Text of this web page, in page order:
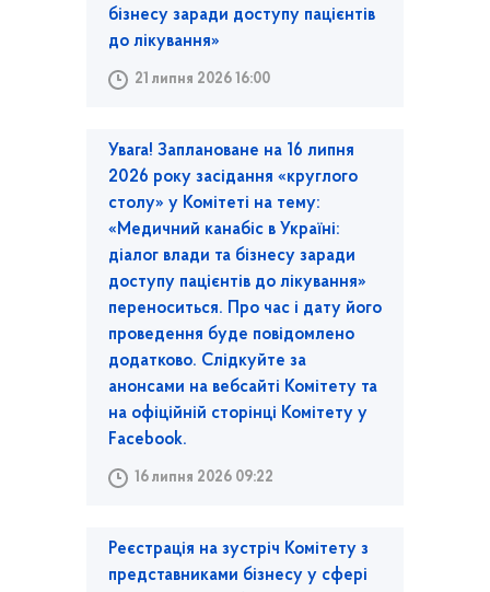
бізнесу заради доступу пацієнтів
до лікування»
21 липня 2026 16:00
Увага! Заплановане на 16 липня
2026 року засідання «круглого
столу» у Комітеті на тему:
«Медичний канабіс в Україні:
діалог влади та бізнесу заради
доступу пацієнтів до лікування»
переноситься. Про час і дату його
проведення буде повідомлено
додатково. Слідкуйте за
анонсами на вебсайті Комітету та
на офіційній сторінці Комітету у
Facebook.
16 липня 2026 09:22
Реєстрація на зустріч Комітету з
представниками бізнесу у сфері